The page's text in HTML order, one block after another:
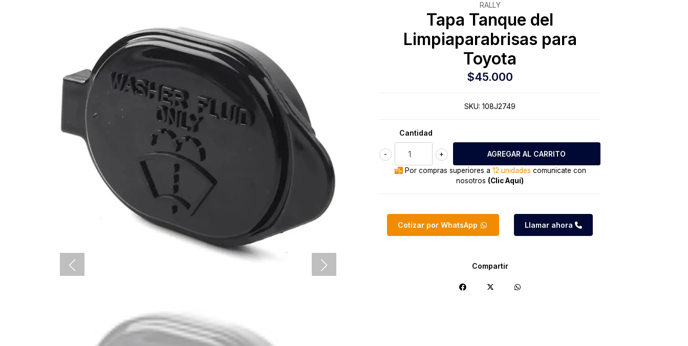
RALLY
Tapa Tanque del
Limpiaparabrisas para
Toyota
$45.000
SKU: 108J2749
Cantidad
+
-
Por compras superiores a 12 unidades comunicate con
nosotros (Clic Aquí)
Cotizar por WhatsApp Llamar ahora
Compartir